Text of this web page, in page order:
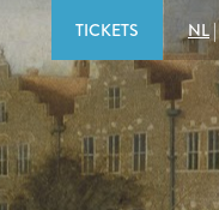
TICKETS NL|